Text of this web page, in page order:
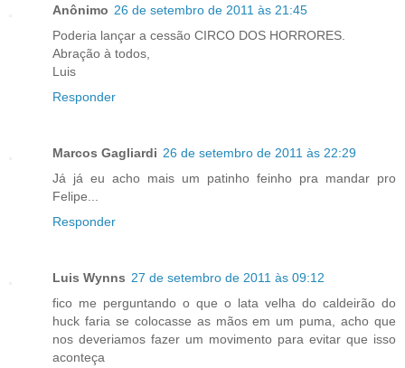
Anônimo 26 de setembro de 2011 às 21:45
Poderia lançar a cessão CIRCO DOS HORRORES.
Abração à todos,
Luis
Responder
Marcos Gagliardi 26 de setembro de 2011 às 22:29
Já já eu acho mais um patinho feinho pra mandar pro
Felipe...
Responder
Luis Wynns 27 de setembro de 2011 às 09:12
fico me perguntando o que o lata velha do caldeirão do
huck faria se colocasse as mãos em um puma, acho que
nos deveriamos fazer um movimento para evitar que isso
aconteça